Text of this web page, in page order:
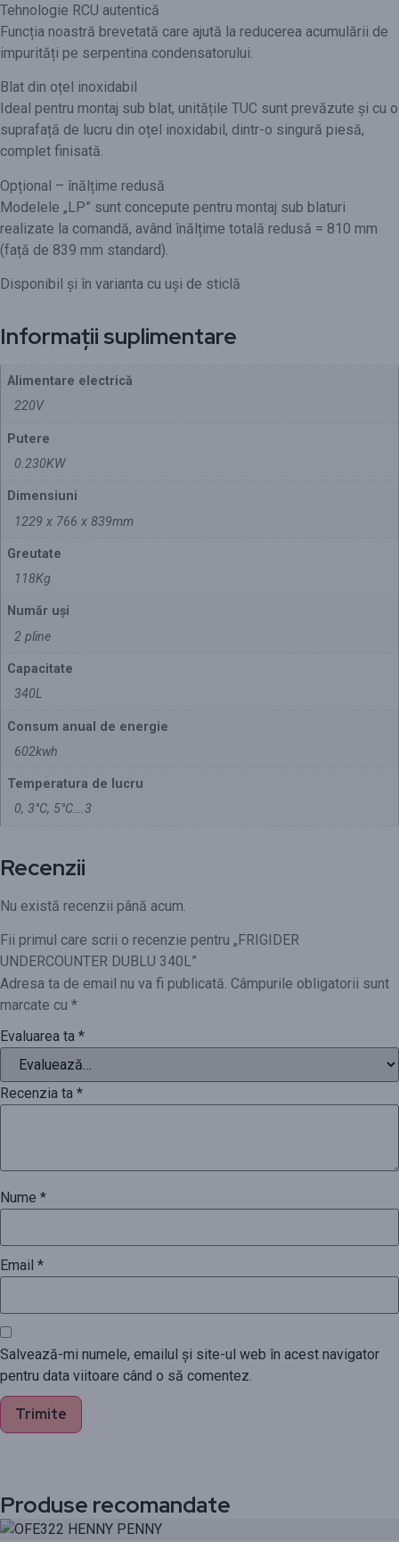
Tehnologie RCU autentică
Funcția noastră brevetată care ajută la reducerea acumulării de
impurități pe serpentina condensatorului.
Blat din oțel inoxidabil
Ideal pentru montaj sub blat, unitățile TUC sunt prevăzute și cu o
suprafață de lucru din oțel inoxidabil, dintr-o singură piesă,
complet finisată.
Opțional – înălțime redusă
Modelele „LP” sunt concepute pentru montaj sub blaturi
realizate la comandă, având înălțime totală redusă = 810 mm
(față de 839 mm standard).
Disponibil și în varianta cu uși de sticlă
Informații suplimentare
Alimentare electrică
220V
Putere
0.230KW
Dimensiuni
1229 x 766 x 839mm
Greutate
118Kg
Număr uși
2 pline
Capacitate
340L
Consum anual de energie
602kwh
Temperatura de lucru
0, 3°C, 5°C….3
Recenzii
Nu există recenzii până acum.
Fii primul care scrii o recenzie pentru „FRIGIDER
UNDERCOUNTER DUBLU 340L”
Adresa ta de email nu va fi publicată. Câmpurile obligatorii sunt
marcate cu *
Evaluarea ta *
Recenzia ta *
Nume *
Email *
Salvează-mi numele, emailul și site-ul web în acest navigator
pentru data viitoare când o să comentez.
Produse recomandate